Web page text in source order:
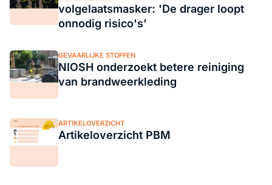
volgelaatsmasker: 'De drager loopt
onnodig risico's'
GEVAARLIJKE STOFFEN
NIOSH onderzoekt betere reiniging
van brandweerkleding
ARTIKELOVERZICHT
Artikeloverzicht PBM